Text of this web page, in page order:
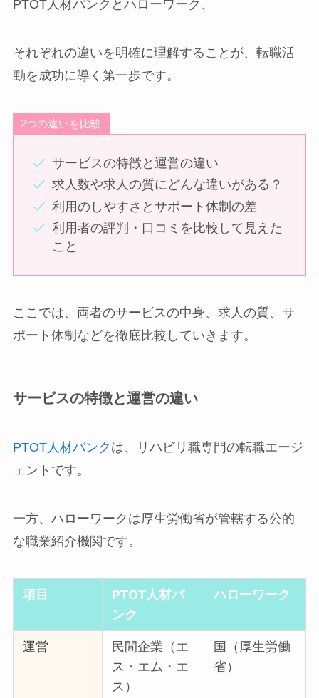
PTOT人材バンクとハローワーク、
それぞれの違いを明確に理解することが、転職活
動を成功に導く第一歩です。
2つの違いを比較
サービスの特徴と運営の違い
求人数や求人の質にどんな違いがある？
利用のしやすさとサポート体制の差
利用者の評判・口コミを比較して見えた
こと
ここでは、両者のサービスの中身、求人の質、サ
ポート体制などを徹底比較していきます。
サービスの特徴と運営の違い
PTOT人材バンク は、リハビリ職専門の転職エージ
ェントです。
一方、ハローワークは厚生労働省が管轄する公的
な職業紹介機関です。
項目
PTOT人材バ
ンク
ハローワーク
運営
民間企業（エ
ス・エム・エ
ス）
国（厚生労働
省）